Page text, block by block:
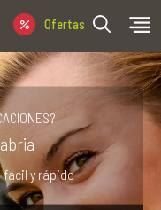
Ofertas Última Hora
fácil y rápido